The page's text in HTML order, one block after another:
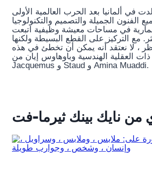
في ألمانيا بعد الحرب العالمية الأولى
الفنون الجميلة والتصميم والتكنولوجيا
في مساحات معيشة وظيفية اتبعت
مع التركيز على القطع البسيطة ولكنها
، لا نعتقد أنه يمكن أن تخطئ في هذه
العقلية الهندسية وباوهاوس إيان من
Jacquemus و Staud و Amina Muaddi.